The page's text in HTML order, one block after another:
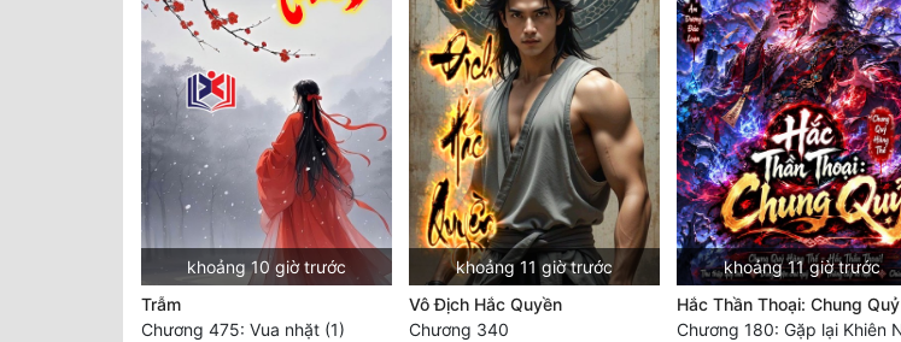
khoảng 10 giờ trước
Trẫm
Chương 475: Vua nhặt (1)
khoảng 11 giờ trước
Vô Địch Hắc Quyền
Chương 340
khoảng 11 giờ trước
Hắc Thần Thoại: Chung Quỷ